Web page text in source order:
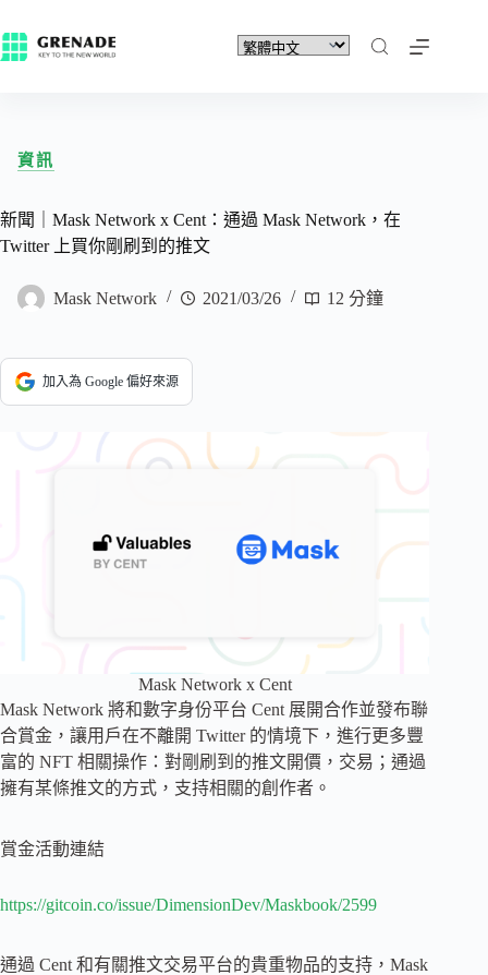
資訊
新聞｜Mask Network x Cent：通過 Mask Network，在
Twitter 上買你剛刷到的推文
Mask Network 2021/03/26 12 分鐘
加入為 Google 偏好來源
Mask Network x Cent
Mask Network 將和數字身份平台 Cent 展開合作並發布聯
合賞金，讓用戶在不離開 Twitter 的情境下，進行更多豐
富的 NFT 相關操作：對剛刷到的推文開價，交易；通過
擁有某條推文的方式，支持相關的創作者。
賞金活動連結
https://gitcoin.co/issue/DimensionDev/Maskbook/2599
通過 Cent 和有關推文交易平台的貴重物品的支持，Mask